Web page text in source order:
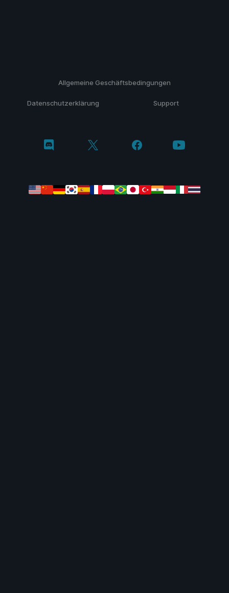
Allgemeine Geschäftsbedingungen
Datenschutzerklärung Support